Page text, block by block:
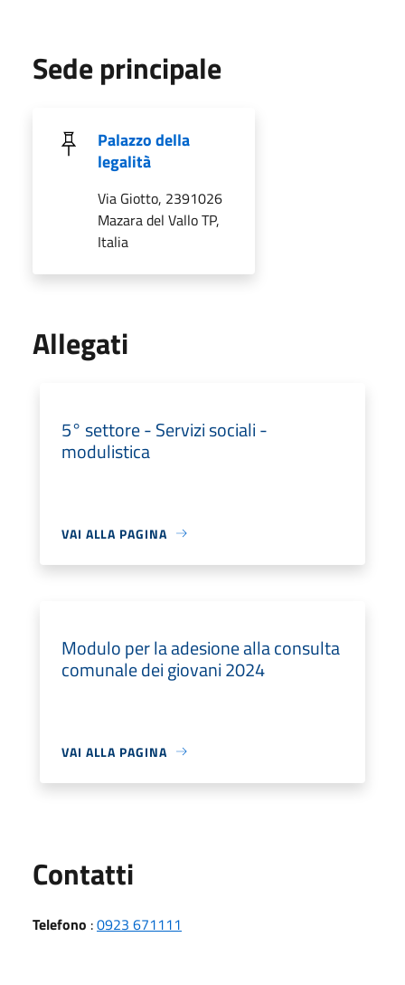
Sede principale
Palazzo della
legalità
Via Giotto, 2391026
Mazara del Vallo TP,
Italia
Allegati
5° settore - Servizi sociali -
modulistica
VAI ALLA PAGINA
Modulo per la adesione alla consulta
comunale dei giovani 2024
VAI ALLA PAGINA
Contatti
Telefono :0923 671111